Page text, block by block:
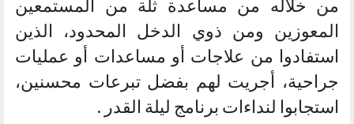
من خلاله من مساعدة ثلة من المستمعين
المعوزين ومن ذوي الدخل المحدود، الذين
استفادوا من علاجات أو مساعدات أو عمليات
جراحية، أجريت لهم بفضل تبرعات محسنين،
استجابوا لنداءات برنامج ليلة القدر .